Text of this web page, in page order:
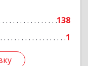
138
1